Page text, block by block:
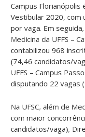
Campus Florianópolis
Vestibular 2020, com
por vaga. Em
Medicina da UFFS –
contabilizou 968
(74,46 candidatos/
UFFS – Campus
disputando 22 vagas
Na UFSC, além de
com maior
candidatos/vaga),